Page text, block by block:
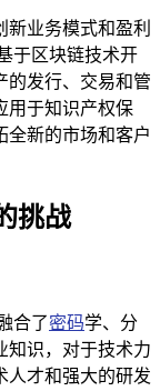
新业务模式和盈利
于区块链技术开
的发行、交易和管
用于知识产权保
全新的市场和客户
挑战
合了密码学、分
知识，对于技术力
人才和强大的研发